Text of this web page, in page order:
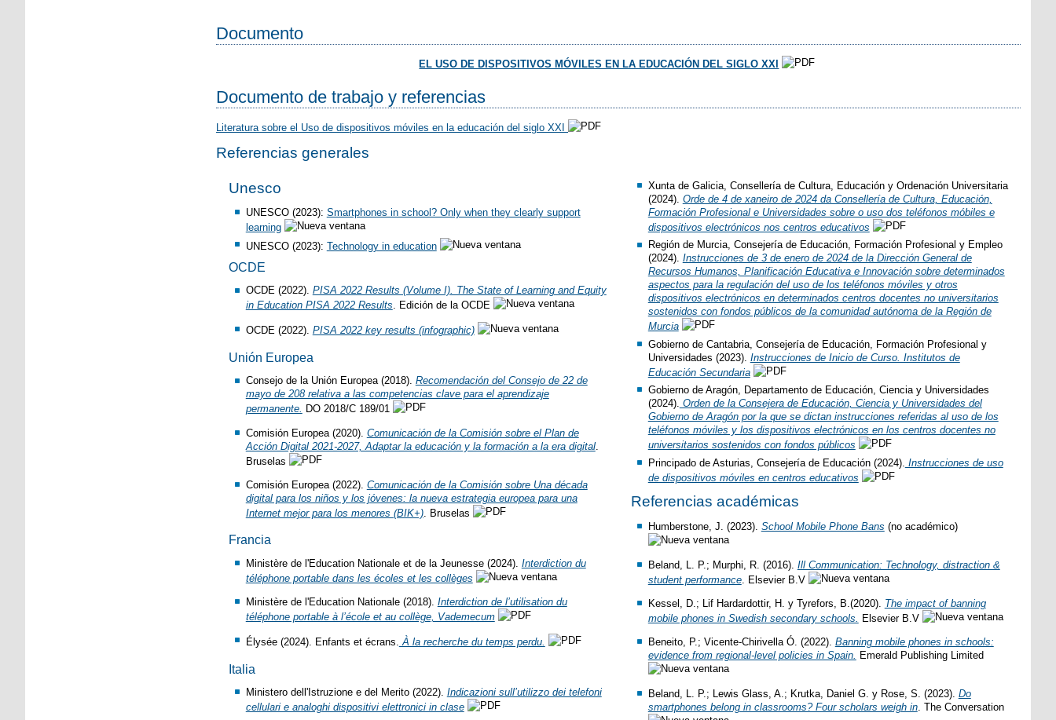
Documento
EL USO DE DISPOSITIVOS MÓVILES EN LA EDUCACIÓN DEL SIGLO XXI
Documento de trabajo y referencias
Literatura sobre el Uso de dispositivos móviles en la educación del siglo XXI
Referencias generales
Unesco
UNESCO (2023): Smartphones in school? Only when they clearly support
learning
UNESCO (2023): Technology in education
OCDE
OCDE (2022). PISA 2022 Results (Volume I). The State of Learning and Equity
in Education PISA 2022 Results. Edición de la OCDE
OCDE (2022). PISA 2022 key results (infographic)
Unión Europea
Consejo de la Unión Europea (2018). Recomendación del Consejo de 22 de
mayo de 208 relativa a las competencias clave para el aprendizaje
permanente. DO 2018/C 189/01
Comisión Europea (2020). Comunicación de la Comisión sobre el Plan de
Acción Digital 2021-2027, Adaptar la educación y la formación a la era digital.
Bruselas
Comisión Europea (2022). Comunicación de la Comisión sobre Una década
digital para los niños y los jóvenes: la nueva estrategia europea para una
Internet mejor para los menores (BIK+). Bruselas
Francia
Ministère de l'Education Nationale et de la Jeunesse (2024). Interdiction du
téléphone portable dans les écoles et les collèges
Ministère de l'Education Nationale (2018). Interdiction de l’utilisation du
téléphone portable à l’école et au collège, Vademecum
Élysée (2024). Enfants et écrans. À la recherche du temps perdu.
Italia
Ministero dell'Istruzione e del Merito (2022). Indicazioni sull’utilizzo dei telefoni
cellulari e analoghi dispositivi elettronici in clase
Xunta de Galicia, Consellería de Cultura, Educación y Ordenación Universitaria
(2024). Orde de 4 de xaneiro de 2024 da Consellería de Cultura, Educación,
Formación Profesional e Universidades sobre o uso dos teléfonos móbiles e
dispositivos electrónicos nos centros educativos
Región de Murcia, Consejería de Educación, Formación Profesional y Empleo
(2024). Instrucciones de 3 de enero de 2024 de la Dirección General de
Recursos Humanos, Planificación Educativa e Innovación sobre determinados
aspectos para la regulación del uso de los teléfonos móviles y otros
dispositivos electrónicos en determinados centros docentes no universitarios
sostenidos con fondos públicos de la comunidad autónoma de la Región de
Murcia
Gobierno de Cantabria, Consejería de Educación, Formación Profesional y
Universidades (2023). Instrucciones de Inicio de Curso. Institutos de
Educación Secundaria
Gobierno de Aragón, Departamento de Educación, Ciencia y Universidades
(2024). Orden de la Consejera de Educación, Ciencia y Universidades del
Gobierno de Aragón por la que se dictan instrucciones referidas al uso de los
teléfonos móviles y los dispositivos electrónicos en los centros docentes no
universitarios sostenidos con fondos públicos
Principado de Asturias, Consejería de Educación (2024). Instrucciones de uso
de dispositivos móviles en centros educativos
Referencias académicas
Humberstone, J. (2023). School Mobile Phone Bans (no académico)
Beland, L. P.; Murphi, R. (2016). Ill Communication: Technology, distraction &
student performance. Elsevier B.V
Kessel, D.; Lif Hardardottir, H. y Tyrefors, B.(2020). The impact of banning
mobile phones in Swedish secondary schools. Elsevier B.V
Beneito, P.; Vicente-Chirivella Ó. (2022). Banning mobile phones in schools:
evidence from regional-level policies in Spain. Emerald Publishing Limited
Beland, L. P.; Lewis Glass, A.; Krutka, Daniel G. y Rose, S. (2023). Do
smartphones belong in classrooms? Four scholars weigh in. The Conversation